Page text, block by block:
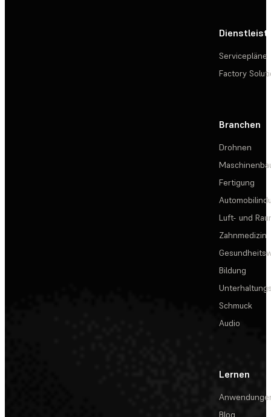
Servicepläne
Factory
Branchen
Drohnen
Fertigung
Luft- und
Zahnmedizin
Bildung
Schmuck
Audio
Lernen
Blog